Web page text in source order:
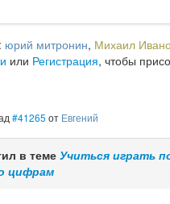
юрий митронин, Михаил
или Регистрация, чтобы
#41265 от Евгений
в темеУчиться играть
цифрам